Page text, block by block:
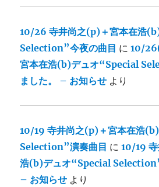
10/26 寺井尚之(p)＋宮本在浩
Selection”今夜の曲目 に10/
宮本在浩(b)デュオ“Special
ました。 – お知らせ より
10/19 寺井尚之(p)＋宮本在浩
Selection”演奏曲目 に10/19
浩(b)デュオ“Special
– お知らせ より